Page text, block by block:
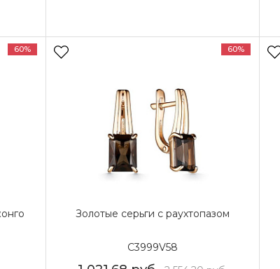
60% 60%
Золотые серьги с раухтопазом
С3999V58